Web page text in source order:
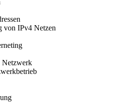
von IPv4 Netzen
Netzwerk